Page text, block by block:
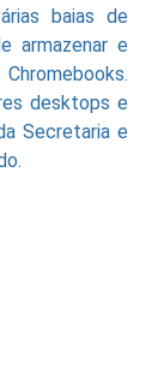
baias de
armazenar e
desktops e
Secretaria e